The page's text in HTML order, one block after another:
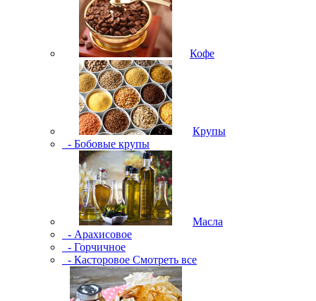
Кофе
Крупы
- Бобовые крупы
Масла
- Арахисовое
- Горчичное
- Касторовое Смотреть все